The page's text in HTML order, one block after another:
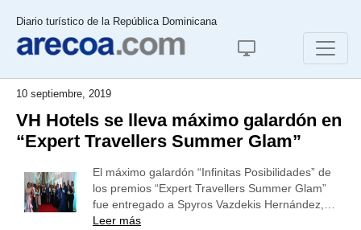
Diario turístico de la República Dominicana
10 septiembre, 2019
VH Hotels se lleva máximo galardón en
“Expert Travellers Summer Glam”
El máximo galardón “Infinitas Posibilidades” de
los premios “Expert Travellers Summer Glam”
fue entregado a Spyros Vazdekis Hernández,…
Leer más